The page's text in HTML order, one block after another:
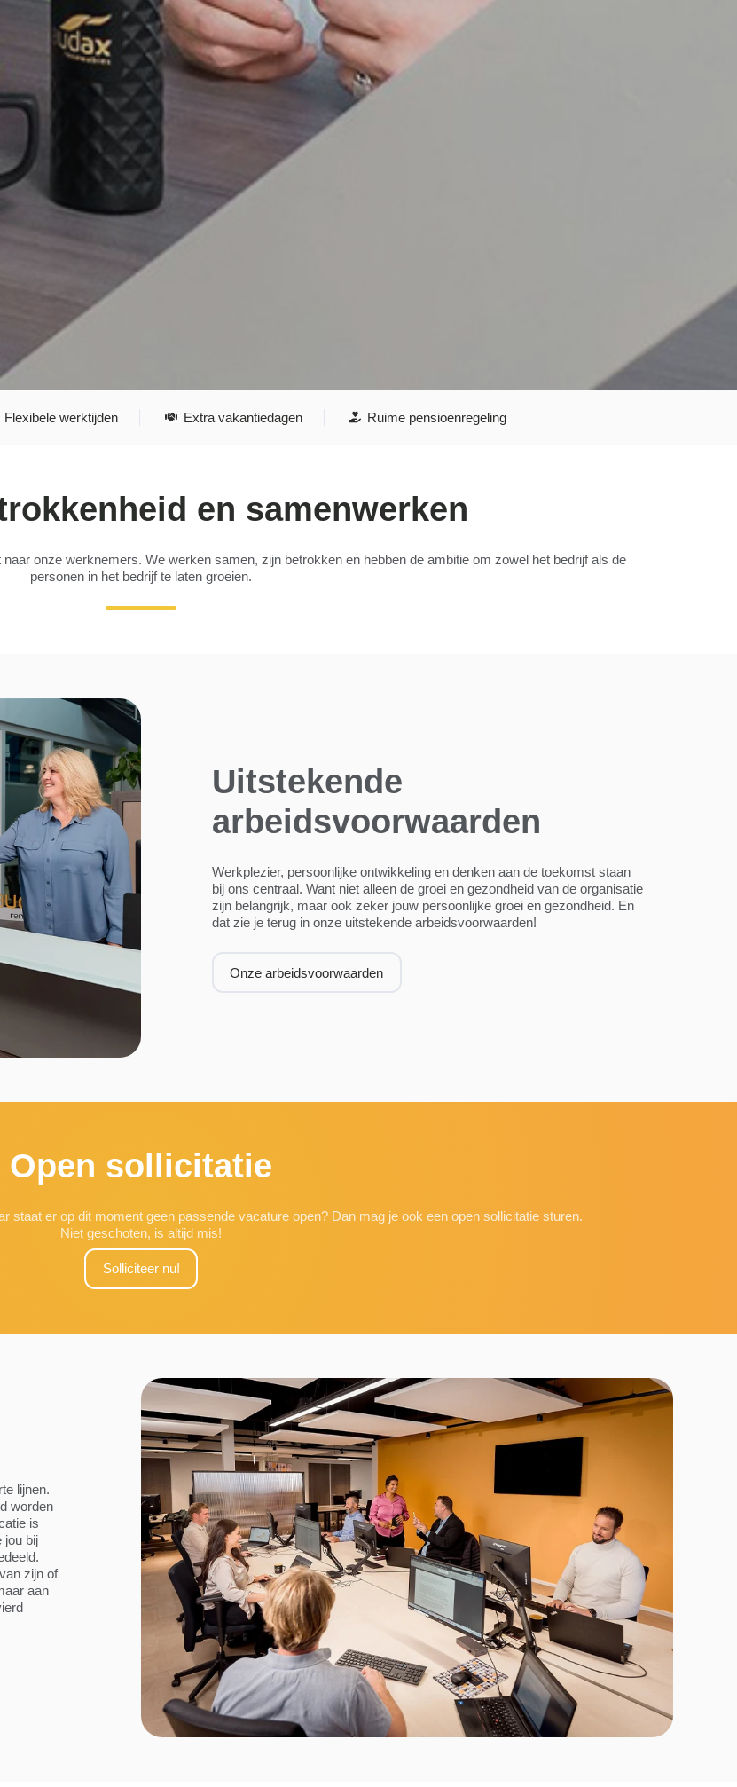
Flexibele werktijden Extra vakantiedagen Ruime pensioenregeling
en samenwerken
onze werknemers. We werken samen, zijn betrokken en hebben de ambitie om zowel het bedrijf als de
personen in het bedrijf te laten groeien.
Uitstekende
arbeidsvoorwaarden
Werkplezier, persoonlijke ontwikkeling en denken aan de toekomst staan
bij ons centraal. Want niet alleen de groei en gezondheid van de organisatie
zijn belangrijk, maar ook zeker jouw persoonlijke groei en gezondheid. En
dat zie je terug in onze uitstekende arbeidsvoorwaarden!
Onze arbeidsvoorwaarden
Open sollicitatie
staat er op dit moment geen passende vacature open? Dan mag je ook een open sollicitatie sturen.
Niet geschoten, is altijd mis!
Solliciteer nu!
lijnen.
worden
is
jou bij
zijn of
aan